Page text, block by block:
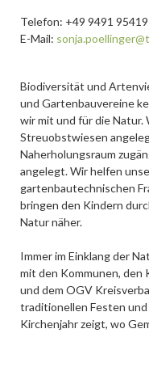
Telefon: +49 9491
E-Mail:
Biodiversität und
und Gartenbauvereine
wir mit und für die Natur.
Streuobstwiesen
Naherholungsraum
angelegt. Wir helfen
gartenbautechnischen
bringen den Kindern
Natur näher.
Immer im Einklang der
mit den Kommunen,
und dem OGV
traditionellen Festen
Kirchenjahr zeigt, wo